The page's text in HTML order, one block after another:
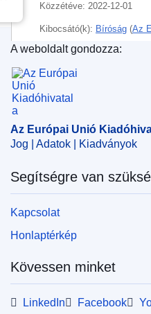
Közzétéve: 2022-12-01
Kibocsátó(k): Bíróság (Az
feltételek
támogatás
CELEX : 62021CA0409
IMMC : ARR-C-0409-2021
Az Európai Unió
A weboldalt gondozza:
Az Európai Unió
Jog | Adatok | Kiadványok
Segítségre van
Kapcsolat
Honlaptérkép
Kövessen minket
LinkedIn Facebook